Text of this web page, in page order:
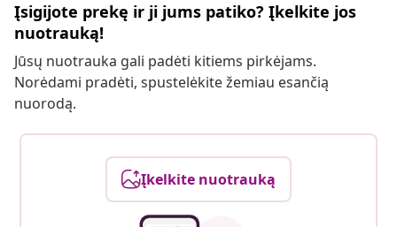
Įsigijote prekę ir ji jums patiko? Įkelkite jos
nuotrauką!
Jūsų nuotrauka gali padėti kitiems pirkėjams.
Norėdami pradėti, spustelėkite žemiau esančią
nuorodą.
Įkelkite nuotrauką